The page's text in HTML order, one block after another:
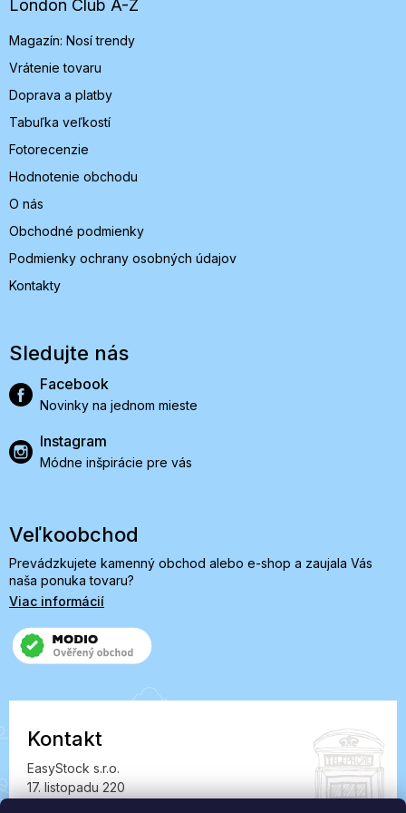
e
London Club A-Z
Magazín: Nosí trendy
Vrátenie tovaru
Doprava a platby
Tabuľka veľkostí
Fotorecenzie
Hodnotenie obchodu
O nás
Obchodné podmienky
Podmienky ochrany osobných údajov
Kontakty
Sledujte nás
Facebook
Novinky na jednom mieste
Instagram
Módne inšpirácie pre vás
Veľkoobchod
Prevádzkujete kamenný obchod alebo e-shop a zaujala Vás
naša ponuka tovaru?
Viac informácií
Kontakt
EasyStock s.r.o.
17. listopadu 220